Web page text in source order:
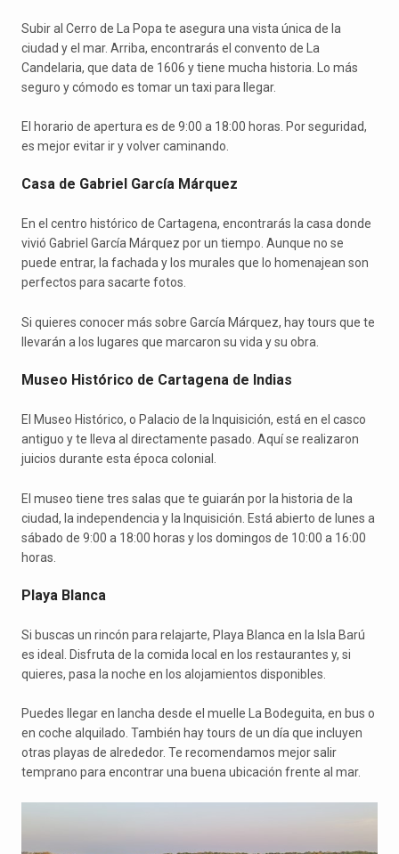
Subir al Cerro de La Popa te asegura una vista única de la
ciudad y el mar. Arriba, encontrarás el convento de La
Candelaria, que data de 1606 y tiene mucha historia. Lo más
seguro y cómodo es tomar un taxi para llegar.
El horario de apertura es de 9:00 a 18:00 horas. Por seguridad,
es mejor evitar ir y volver caminando.
Casa de Gabriel García Márquez
En el centro histórico de Cartagena, encontrarás la casa donde
vivió Gabriel García Márquez por un tiempo. Aunque no se
puede entrar, la fachada y los murales que lo homenajean son
perfectos para sacarte fotos.
Si quieres conocer más sobre García Márquez, hay tours que te
llevarán a los lugares que marcaron su vida y su obra.
Museo Histórico de Cartagena de Indias
El Museo Histórico, o Palacio de la Inquisición, está en el casco
antiguo y te lleva al directamente pasado. Aquí se realizaron
juicios durante esta época colonial.
El museo tiene tres salas que te guiarán por la historia de la
ciudad, la independencia y la Inquisición. Está abierto de lunes a
sábado de 9:00 a 18:00 horas y los domingos de 10:00 a 16:00
horas.
Playa Blanca
Si buscas un rincón para relajarte, Playa Blanca en la Isla Barú
es ideal. Disfruta de la comida local en los restaurantes y, si
quieres, pasa la noche en los alojamientos disponibles.
Puedes llegar en lancha desde el muelle La Bodeguita, en bus o
en coche alquilado. También hay tours de un día que incluyen
otras playas de alrededor. Te recomendamos mejor salir
temprano para encontrar una buena ubicación frente al mar.